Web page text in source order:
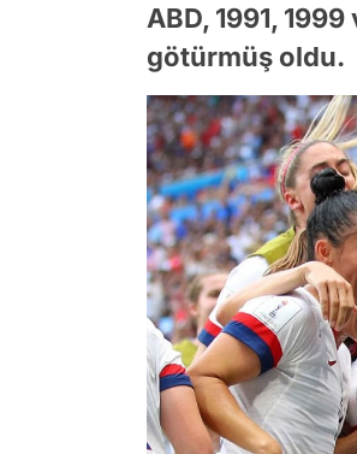
ABD, 1991,
götürmüş oldu.